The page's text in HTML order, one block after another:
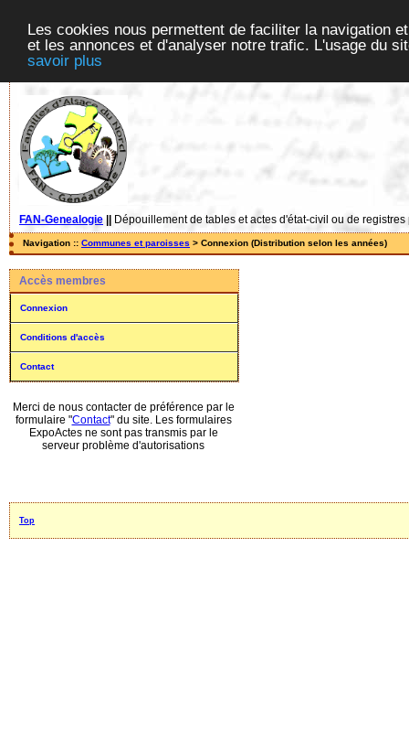
Les cookies nous permettent de faciliter la navigation
et les annonces et d'analyser notre trafic. L'usage du
savoir plus
FAN-Genealogie Dépouillement de tables et actes d'état-civil ou de
Navigation :: Communes et paroisses > Connexion (Distribution selon les années)
Accès membres
Connexion
Conditions d'accès
Contact
Merci de nous contacter de préférence par le
formulaire "Contact" du site. Les formulaires
ExpoActes ne sont pas transmis par le
serveur problème d'autorisations
Top